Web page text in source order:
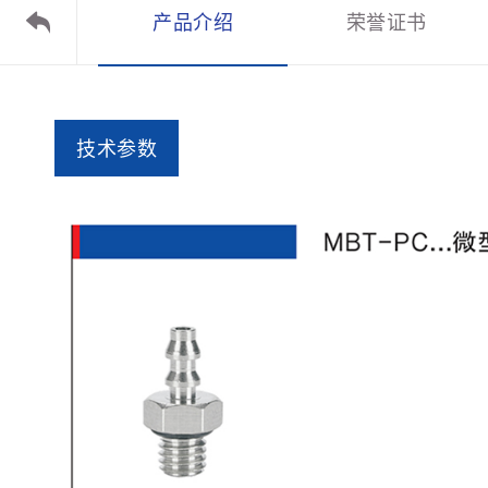
 产品介绍 荣誉证书
技术参数